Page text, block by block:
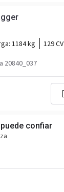
1184 kg
129 CV
20840_037
confiar